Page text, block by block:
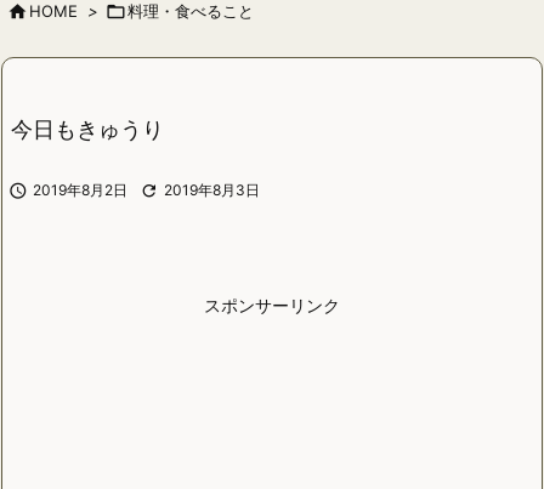
 HOME > 料理・食べること
今日もきゅうり
 2019年8月2日  2019年8月3日
スポンサーリンク